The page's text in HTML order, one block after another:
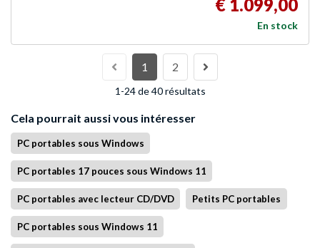
€ 1.099,00
En stock
1 2
1-24 de 40 résultats
Cela pourrait aussi vous intéresser
PC portables sous Windows
PC portables 17 pouces sous Windows 11
PC portables avec lecteur CD/DVD Petits PC portables
PC portables sous Windows 11